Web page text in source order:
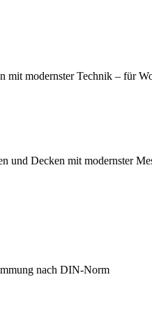
mit modernster Technik – für
und Decken mit modernster
nach DIN-Norm